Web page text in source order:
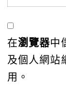
在瀏覽器中
及個人網站
用。